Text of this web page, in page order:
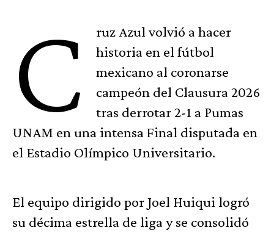
C
ruz Azul volvió a hacer
historia en el fútbol
mexicano al coronarse
campeón del Clausura 2026
tras derrotar 2-1 a Pumas
UNAM en una intensa Final disputada en
el Estadio Olímpico Universitario.
El equipo dirigido por Joel Huiqui logró
su décima estrella de liga y se consolidó